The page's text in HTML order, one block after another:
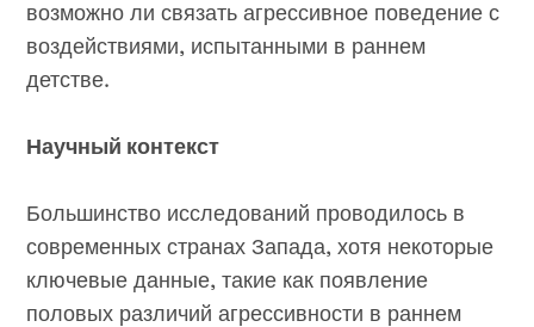
возможно ли связать агрессивное поведение с
воздействиями, испытанными в раннем
детстве.
Научный контекст
Большинство исследований проводилось в
современных странах Запада, хотя некоторые
ключевые данные, такие как появление
половых различий агрессивности в раннем